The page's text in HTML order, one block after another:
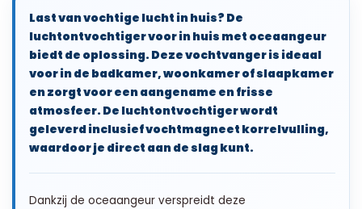
Last van vochtige lucht in huis? De
luchtontvochtiger voor in huis met oceaangeur
biedt de oplossing. Deze vochtvanger is ideaal
voor in de badkamer, woonkamer of slaapkamer
en zorgt voor een aangename en frisse
atmosfeer. De luchtontvochtiger wordt
geleverd inclusief vochtmagneet korrelvulling,
waardoor je direct aan de slag kunt.
Dankzij de oceaangeur verspreidt deze